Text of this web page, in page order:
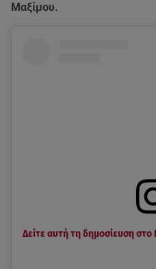
Μαξίμου.
Δείτε αυτή τη δημοσίευση